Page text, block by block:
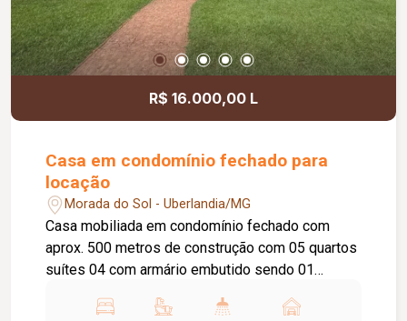
R$ 16.000,00 L
Casa em condomínio fechado para
locação
Morada do Sol - Uberlandia/MG
Casa mobiliada em condomínio fechado com
aprox. 500 metros de construção com 05 quartos
suítes 04 com armário embutido sendo 01
em 02 ambientes, cozinha planejada com